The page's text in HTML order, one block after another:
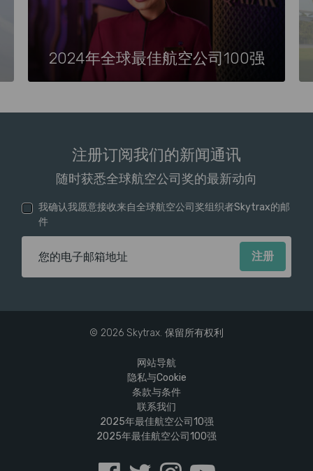
2024年全球最佳航空公司100强
注册订阅我们的新闻通讯
随时获悉全球航空公司奖的最新动向
我确认我愿意接收来自全球航空公司奖组织者Skytrax的邮
件
电子邮箱地址
© 2026 Skytrax. 保留所有权利
网站导航
隐私与Cookie
条款与条件
联系我们
2025年最佳航空公司10强
2025年最佳航空公司100强